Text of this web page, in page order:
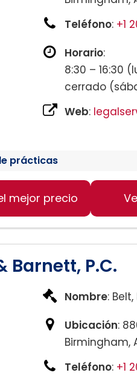
Teléfono: +1
Horario:
8:30 – 16:30
cerrado
Web:
prácticas
en Birmingham
mejor precio
Barnett, P.C.
Nombre:
Ubicación:
Birmingham,
Teléfono: +1